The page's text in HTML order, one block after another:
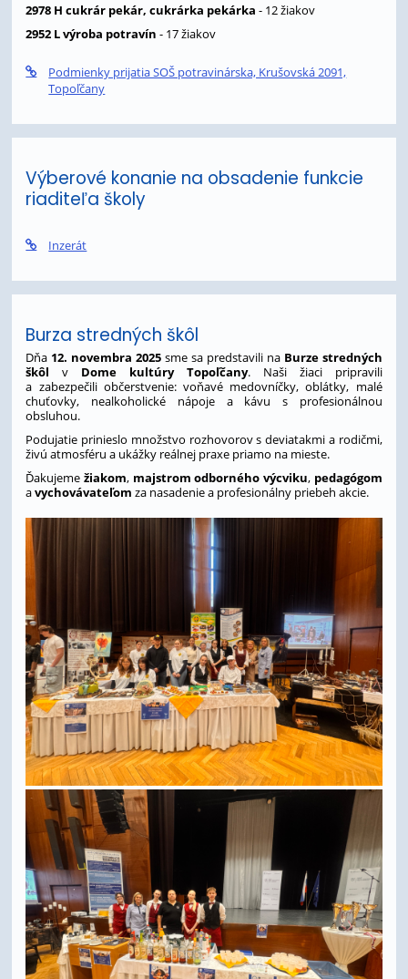
2978 H cukrár pekár, cukrárka pekárka - 12 žiakov
2952 L výroba potravín - 17 žiakov
Podmienky prijatia SOŠ potravinárska, Krušovská 2091,
Topoľčany
Výberové konanie na obsadenie funkcie
riaditeľa školy
Inzerát
Burza stredných škôl
Dňa 12. novembra 2025 sme sa predstavili na Burze stredných
škôl v Dome kultúry Topoľčany. Naši žiaci pripravili
a zabezpečili občerstvenie: voňavé medovníčky, oblátky, malé
chuťovky, nealkoholické nápoje a kávu s profesionálnou
obsluhou.
Podujatie prinieslo množstvo rozhovorov s deviatakmi a rodičmi,
živú atmosféru a ukážky reálnej praxe priamo na mieste.
Ďakujeme žiakom, majstrom odborného výcviku, pedagógom
avychovávateľom za nasadenie a profesionálny priebeh akcie.